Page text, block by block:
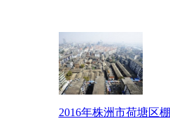
2016年株洲市荷塘区棚